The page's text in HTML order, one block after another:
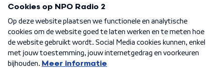
Algemene voorwaarden